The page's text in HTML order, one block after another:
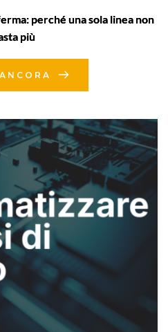
perché una sola linea non
più